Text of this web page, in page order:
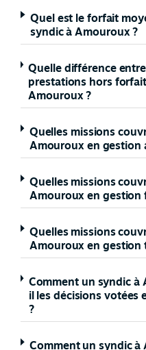
Quel est le forfait
syndic à Amouroux ?
Quelle différence
prestations hors
Amouroux ?
Quelles missions
Amouroux en gestion
Quelles missions
Amouroux en gestion
Quelles missions
Amouroux en gestion
Comment un syndic
il les décisions votées
?
Comment un syndic